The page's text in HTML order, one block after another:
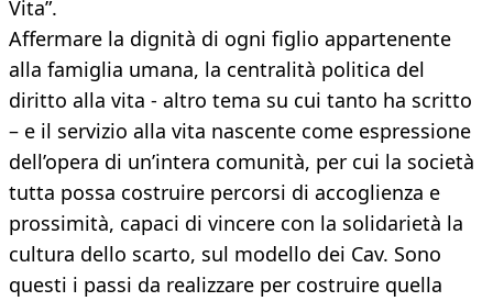
Vita”.
Affermare la dignità di ogni figlio appartenente
alla famiglia umana, la centralità politica del
diritto alla vita - altro tema su cui tanto ha scritto
– e il servizio alla vita nascente come espressione
dell’opera di un’intera comunità, per cui la società
tutta possa costruire percorsi di accoglienza e
prossimità, capaci di vincere con la solidarietà la
cultura dello scarto, sul modello dei Cav. Sono
questi i passi da realizzare per costruire quella